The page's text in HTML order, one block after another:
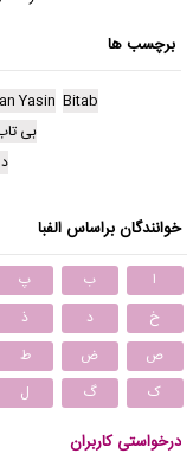
برچسب ها
Bitab
Yasin
بی
خوانندگان براساس الفبا
ا ب پ
خ
د ذ
ص
ض ط
ک
گ ل
درخواستی کاربران